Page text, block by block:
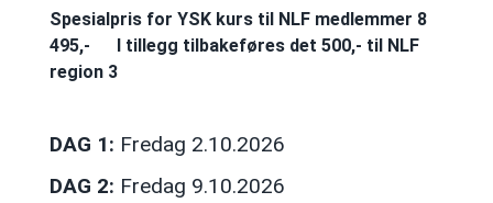
Spesialpris for YSK kurs til NLF medlemmer 8
495,-
I tillegg tilbakeføres det 500,- til NLF
region 3
DAG 1: Fredag 2.10.2026
DAG 2: Fredag 9.10.2026